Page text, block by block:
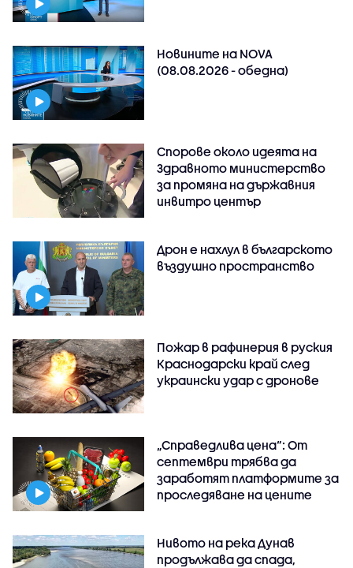
Новините на NOVA
(08.08.2026 - обедна)
Спорове около идеята на
Здравното министерство
за промяна на държавния
инвитро център
Дрон е нахлул в българското
въздушно пространство
Пожар в рафинерия в руския
Краснодарски край след
украински удар с дронове
„Справедлива цена“: От
септември трябва да
заработят платформите за
проследяване на цените
Нивото на река Дунав
продължава да спада,